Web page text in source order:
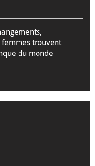
femmes trouvent
du monde